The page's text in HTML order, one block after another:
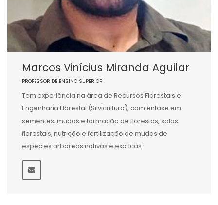
Marcos Vinícius Miranda Aguilar
PROFESSOR DE ENSINO SUPERIOR
Tem experiência na área de Recursos Florestais e
Engenharia Florestal (Silvicultura), com ênfase em
sementes, mudas e formação de florestas, solos
florestais, nutrição e fertilização de mudas de
espécies arbóreas nativas e exóticas.